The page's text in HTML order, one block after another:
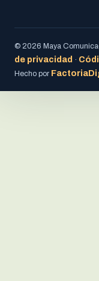
© 2026 Maya
de privacidad ·
Hecho por